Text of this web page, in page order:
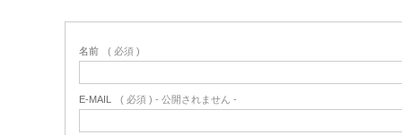
名前 ( 必須 )
E-MAIL ( 必須 ) - 公開されません -